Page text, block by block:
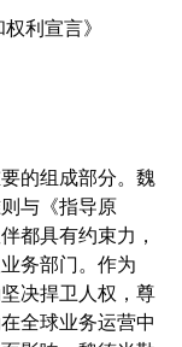
利宣言》
的组成部分。魏
与《指导原
都具有约束力，
务部门。作为
决捍卫人权，尊
全球业务运营中